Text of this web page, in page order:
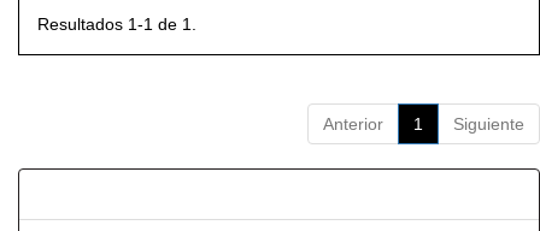
Resultados 1-1 de 1.
Anterior 1 Siguiente